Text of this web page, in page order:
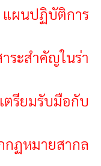
ผนปฏิบัติการ
ะสำคัญในร่า
รียมรับมือกับ
กฏหมายสากล